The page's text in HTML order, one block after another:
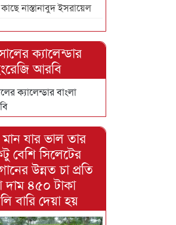
নাস্তানাবুদ ইসরায়েল
ক্যালেন্ডার
আরবি
যার ভাল তার
বেশি সিলেটের
উন্নত চা প্রতি
দাম ৪৫০ টাকা
বারি দেয়া হয়